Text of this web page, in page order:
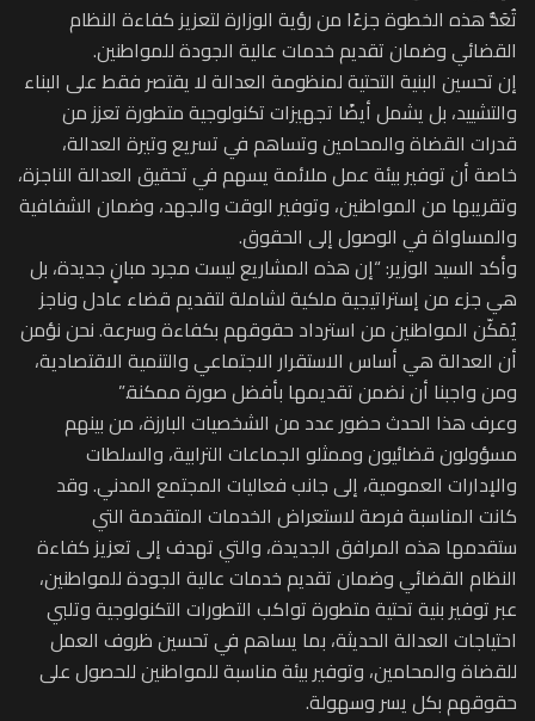
تُعَدُّ هذه الخطوة جزءًا من رؤية الوزارة لتعزيز كفاءة النظام
القضائي وضمان تقديم خدمات عالية الجودة للمواطنين.
إن تحسين البنية التحتية لمنظومة العدالة لا يقتصر فقط على البناء
والتشييد، بل يشمل أيضًا تجهيزات تكنولوجية متطورة تعزز من
قدرات القضاة والمحامين وتساهم في تسريع وتيرة العدالة،
خاصة أن توفير بيئة عمل ملائمة يسهم في تحقيق العدالة الناجزة،
وتقريبها من المواطنين، وتوفير الوقت والجهد، وضمان الشفافية
والمساواة في الوصول إلى الحقوق.
وأكد السيد الوزير: “إن هذه المشاريع ليست مجرد مبانٍ جديدة، بل
هي جزء من إستراتيجية ملكية لشاملة لتقديم قضاء عادل وناجز
يُمَكّن المواطنين من استرداد حقوقهم بكفاءة وسرعة. نحن نؤمن
أن العدالة هي أساس الاستقرار الاجتماعي والتنمية الاقتصادية،
ومن واجبنا أن نضمن تقديمها بأفضل صورة ممكنة.”
وعرف هذا الحدث حضور عدد من الشخصيات البارزة، من بينهم
مسؤولون قضائيون وممثلو الجماعات الترابية، والسلطات
والإدارات العمومية، إلى جانب فعاليات المجتمع المدني. وقد
كانت المناسبة فرصة لاستعراض الخدمات المتقدمة التي
ستقدمها هذه المرافق الجديدة، والتي تهدف إلى تعزيز كفاءة
النظام القضائي وضمان تقديم خدمات عالية الجودة للمواطنين،
عبر توفير بنية تحتية متطورة تواكب التطورات التكنولوجية وتلبي
احتياجات العدالة الحديثة، بما يساهم في تحسين ظروف العمل
للقضاة والمحامين، وتوفير بيئة مناسبة للمواطنين للحصول على
حقوقهم بكل يسر وسهولة.